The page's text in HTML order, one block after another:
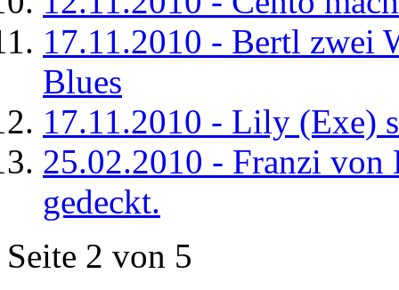
17.11.2010 - Bertl zwei
Blues
17.11.2010 - Lily (Exe)
25.02.2010 - Franzi von
gedeckt.
Seite 2 von 5